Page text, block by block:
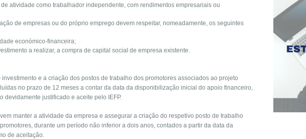
atividade como trabalhador independente, com rendimentos empresariais ou
de empresas ou do próprio emprego devem respeitar, nomeadamente, os seguintes
económico-financeira;
a realizar, a compra de capital social de empresa existente.
investimento e a criação dos postos de trabalho dos promotores associados ao projeto
no prazo de 12 meses a contar da data da disponibilização inicial do apoio financeiro,
devidamente justificado e aceite pelo IEFP.
manter a atividade da empresa e assegurar a criação do respetivo posto de trabalho
durante um período não inferior a dois anos, contados a partir da data da
de aceitação.